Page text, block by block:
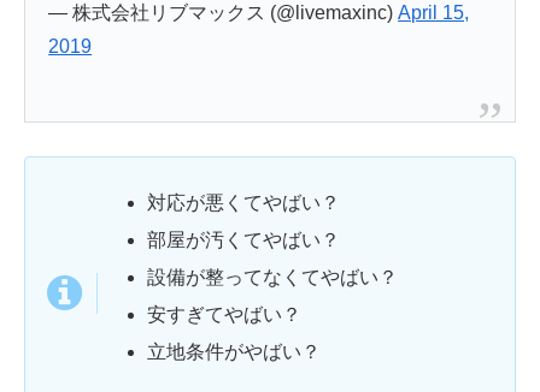
— 株式会社リブマックス (@livemaxinc)April 15,
2019
対応が悪くてやばい？
部屋が汚くてやばい？
設備が整ってなくてやばい？
安すぎてやばい？
立地条件がやばい？